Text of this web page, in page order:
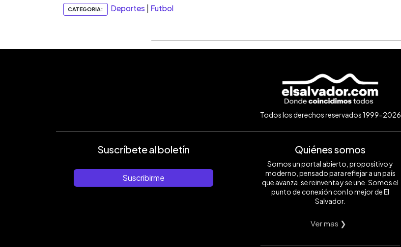
CATEGORIA: Deportes Futbol
Todos los derechos reservados 1999-2026
Suscríbete al boletín
Suscribirme
Quiénes somos
Somos un portal abierto, propositivo y
moderno, pensado para reflejar a un país
que avanza, se reinventa y se une. Somos el
punto de conexión con lo mejor de El
Salvador.
Ver mas ❯